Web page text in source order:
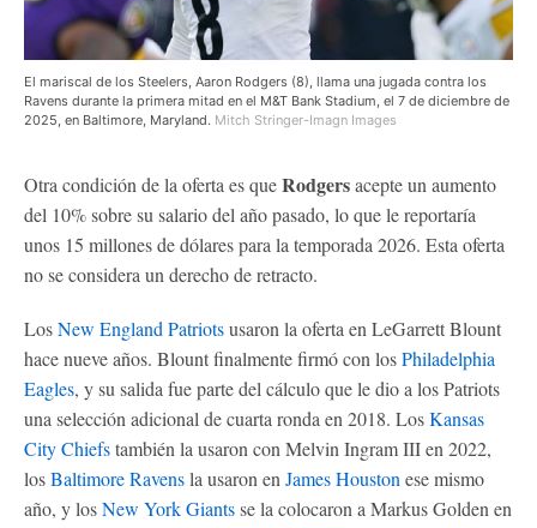
El mariscal de los Steelers, Aaron Rodgers (8), llama una jugada contra los
Ravens durante la primera mitad en el M&T Bank Stadium, el 7 de diciembre de
2025, en Baltimore, Maryland. Mitch Stringer-Imagn Images
Otra condición de la oferta es queRodgersacepte un aumento
del 10% sobre su salario del año pasado, lo que le reportaría
unos 15 millones de dólares para la temporada 2026. Esta oferta
no se considera un derecho de retracto.
LosNew England Patriotsusaron la oferta en LeGarrett Blount
hace nueve años. Blount finalmente firmó con losPhiladelphia
Eagles, y su salida fue parte del cálculo que le dio a los Patriots
una selección adicional de cuarta ronda en 2018. LosKansas
City Chiefstambién la usaron con Melvin Ingram III en 2022,
losBaltimore Ravensla usaron en James Houston ese mismo
año, y losNew York Giantsse la colocaron a Markus Golden en